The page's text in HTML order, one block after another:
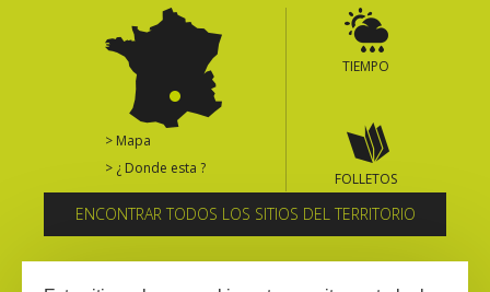
> Mapa
> ¿ Donde esta ?
TIEMPO
FOLLETOS
ENCONTRAR TODOS LOS SITIOS DEL TERRITORIO